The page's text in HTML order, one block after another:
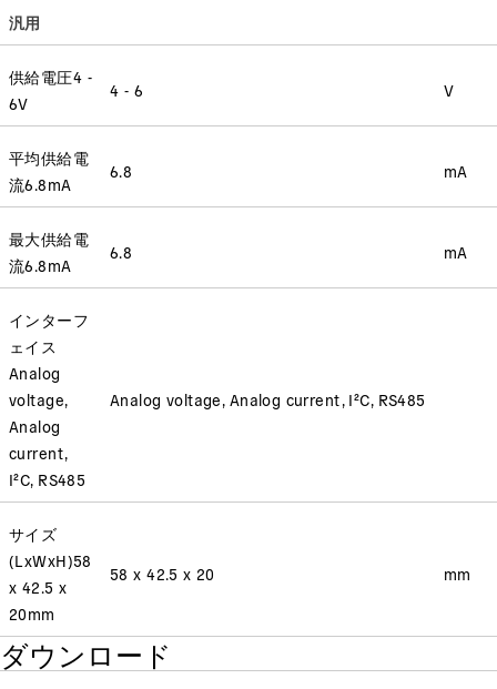
汎用
供給電圧4 -
6V
4 - 6 V
平均供給電
流6.8mA
6.8 mA
最大供給電
流6.8mA
6.8 mA
インターフ
ェイス
Analog
voltage,
Analog
current,
I²C, RS485
Analog voltage, Analog current, I²C, RS485
サイズ
(LxWxH)58
x 42.5 x
20mm
58 x 42.5 x 20 mm
ダウンロード